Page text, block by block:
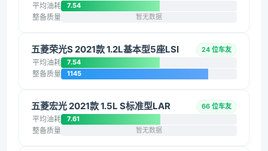
平均油耗 7.54
整备质量 暂无数据
五菱荣光S 2021款 1.2L基本型5座LSI 24 位车友
平均油耗 7.54
整备质量 1145
五菱宏光 2021款 1.5L S标准型LAR 66 位车友
平均油耗 7.61
整备质量 暂无数据